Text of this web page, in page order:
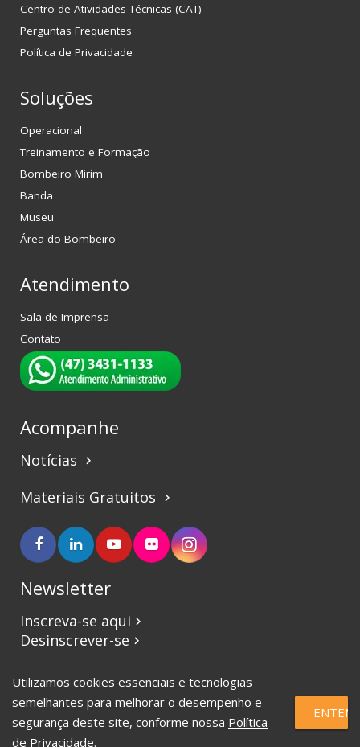
Centro de Atividades Técnicas (CAT)
Perguntas Frequentes
Política de Privacidade
Soluções
Operacional
Treinamento e Formação
Bombeiro Mirim
Banda
Museu
Área do Bombeiro
Atendimento
Sala de Imprensa
Contato
Acompanhe
Notícias keyboard_arrow_right
Materiais Gratuitos keyboard_arrow_right
Newsletter
Inscreva-se aqui keyboard_arrow_right
Desinscrever-se keyboard_arrow_right
©2017 CBVJ. Todos os direitos reservados.
Utilizamos cookies essenciais e tecnologias
semelhantes para melhorar o desempenho e
segurança deste site, conforme nossa Política
de Privacidade.